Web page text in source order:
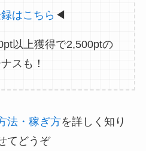
はこちら ◀
以上獲得で2,500ptの
スも！
法・稼ぎ方を詳しく知り
てどうぞ